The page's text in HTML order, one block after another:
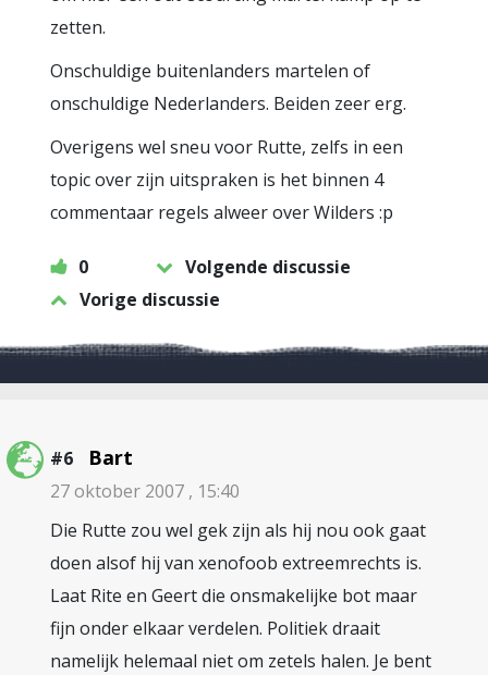
zetten.
Onschuldige buitenlanders martelen of
onschuldige Nederlanders. Beiden zeer erg.
Overigens wel sneu voor Rutte, zelfs in een
topic over zijn uitspraken is het binnen 4
commentaar regels alweer over Wilders :p
0
Volgende discussie
Vorige discussie
#6 Bart
27 oktober 2007 , 15:40
Die Rutte zou wel gek zijn als hij nou ook gaat
doen alsof hij van xenofoob extreemrechts is.
Laat Rite en Geert die onsmakelijke bot maar
fijn onder elkaar verdelen. Politiek draait
namelijk helemaal niet om zetels halen. Je bent